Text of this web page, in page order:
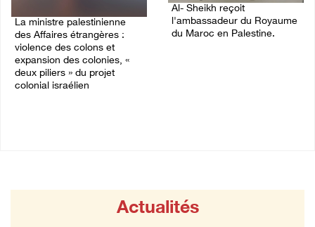
La ministre palestinienne
des Affaires étrangères :
violence des colons et
expansion des colonies, «
deux piliers » du projet
colonial israélien
Al- Sheikh reçoit
l'ambassadeur du Royaume
du Maroc en Palestine.
Actualités